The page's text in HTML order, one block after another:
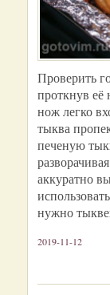
Проверить
проткнув её
нож легко
тыква
печеную
аккуратно
нужно
2019-11-12